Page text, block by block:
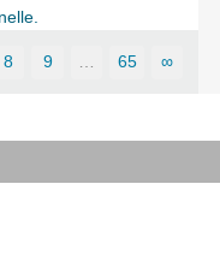
8 9 65 ∞